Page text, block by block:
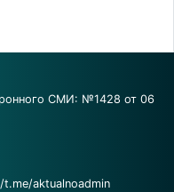
СМИ: №1428 от 06
aktualnoadmin